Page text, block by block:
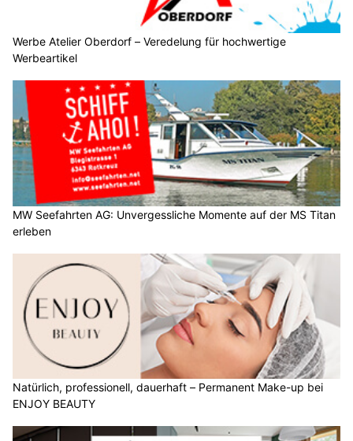
Werbe Atelier Oberdorf – Veredelung für hochwertige
Werbeartikel
MW Seefahrten AG: Unvergessliche Momente auf der MS Titan
erleben
Natürlich, professionell, dauerhaft – Permanent Make-up bei
ENJOY BEAUTY